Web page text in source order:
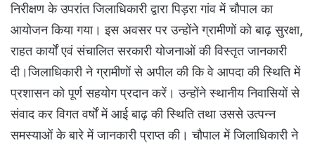
निरीक्षण के उपरांत जिलाधिकारी द्वारा पिड़रा गांव में चौपाल का
आयोजन किया गया। इस अवसर पर उन्होंने ग्रामीणों को बाढ़ सुरक्षा,
राहत कार्यों एवं संचालित सरकारी योजनाओं की विस्तृत जानकारी
दी।जिलाधिकारी ने ग्रामीणों से अपील की कि वे आपदा की स्थिति में
प्रशासन को पूर्ण सहयोग प्रदान करें। उन्होंने स्थानीय निवासियों से
संवाद कर विगत वर्षों में आई बाढ़ की स्थिति तथा उससे उत्पन्न
समस्याओं के बारे में जानकारी प्राप्त की। चौपाल में जिलाधिकारी ने